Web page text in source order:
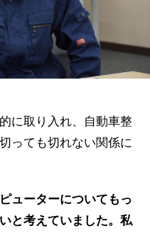
に取り入れ、自動車整
っても切れない関係に
ューターについてもっ
と考えていました。私